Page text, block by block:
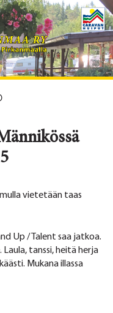
vietetään taas
Up / Talent saa jatkoa.
Laula, tanssi, heitä herja
Mukana illassa